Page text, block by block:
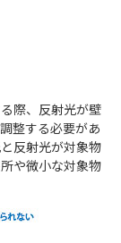
際、反射光が壁
整する必要があ
反射光が対象物
や微小な対象物